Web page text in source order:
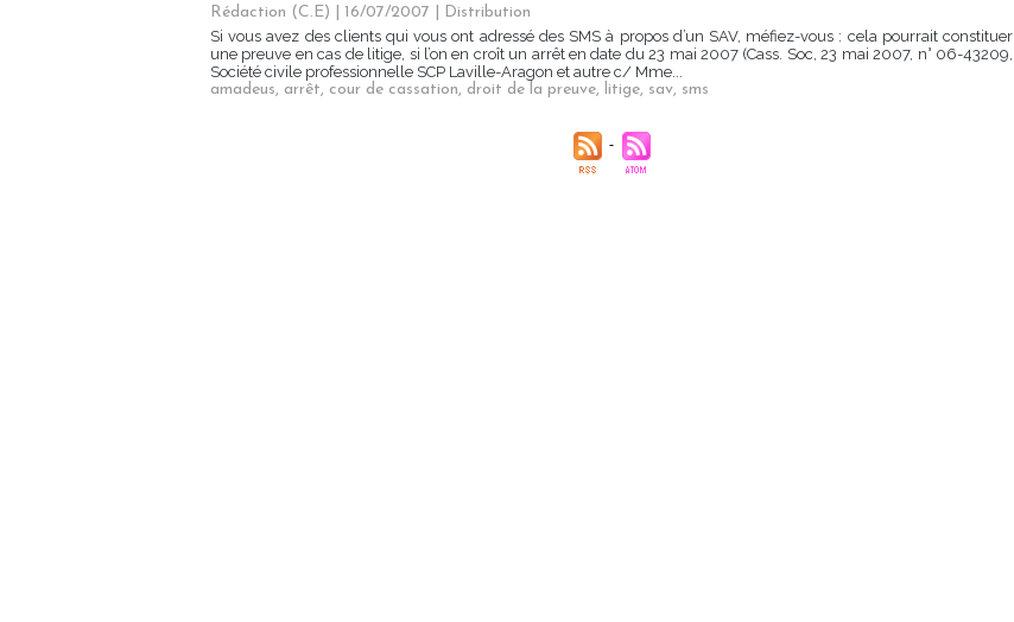
Rédaction (C.E) | 16/07/2007
Distribution
Si vous avez des clients qui vous ont adressé des SMS à propos d’un SAV, méfiez-vous : cela pourrait constituer
une preuve en cas de litige, si l’on en croît un arrêt en date du 23 mai 2007 (Cass. Soc, 23 mai 2007, n° 06-43209,
Société civile professionnelle SCP Laville-Aragon et autre c/ Mme...
amadeus, arrêt, cour de cassation, droit de la preuve, litige, sav, sms